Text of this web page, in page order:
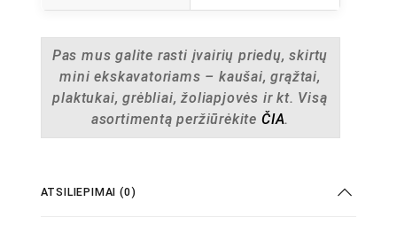
Pas mus galite rasti įvairių priedų, skirtų
mini ekskavatoriams – kaušai, grąžtai,
plaktukai, grėbliai, žoliapjovės ir kt. Visą
asortimentą peržiūrėkite ČIA.
ATSILIEPIMAI (0)